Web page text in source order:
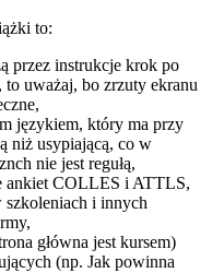
to:
przez instrukcje krok po
uważaj, bo zrzuty ekranu
językiem, który ma przy
niż usypiającą, co w
nie jest regułą,
ankiet COLLES i ATTLS,
szkoleniach i innych
główna jest kursem)
(np. Jak powinna